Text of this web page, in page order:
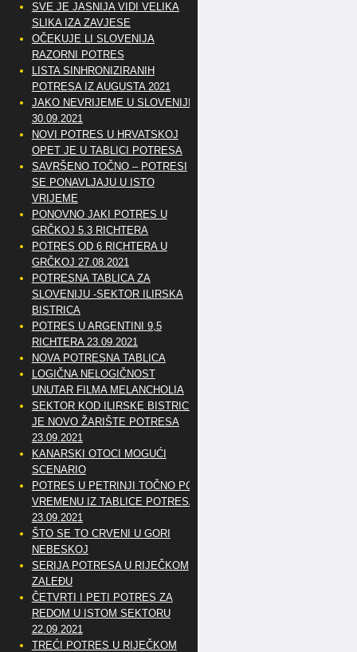
SVE JE JASNIJA VIDI VELIKA
SLIKA IZA ZAVJESE
OČEKUJE LI SLOVENIJA
RAZORNI POTRES
LISTA SINHRONIZIRANIH
POTRESA IZ AUGUSTA 2021
JAKO NEVRIJEME U SLOVENIJI
30.09.2021
NOVI POTRES U HRVATSKOJ
OPET JE U TABLICI POTRESA
SAVRŠENO TOČNO – POTRESI
SE PONAVLJAJU U ISTO
VRIJEME
PONOVNO JAKI POTRES U
GRČKOJ 5.3 RICHTERA
POTRES OD 6 RICHTERA U
GRČKOJ 27.08.2021
POTRESNA TABLICA ZA
SLOVENIJU -SEKTOR ILIRSKA
BISTRICA
POTRES U ARGENTINI 9,5
RICHTERA 23.09.2021
NOVA POTRESNA TABLICA
LOGIČNA NELOGIČNOST
UNUTAR FILMA MELANCHOLIA
SEKTOR KOD ILIRSKE BISTRICE
JE NOVO ŽARIŠTE POTRESA
23.09.2021
KANARSKI OTOCI MOGUĆI
SCENARIO
POTRES U PETRINJI TOČNO PO
VREMENU IZ TABLICE POTRESA
23.09.2021
ŠTO SE TO CRVENI U GORI
NEBESKOJ
SERIJA POTRESA U RIJEČKOM
ZALEĐU
ČETVRTI I PETI POTRES ZA
REDOM U ISTOM SEKTORU
22.09.2021
TREĆI POTRES U RIJEČKOM